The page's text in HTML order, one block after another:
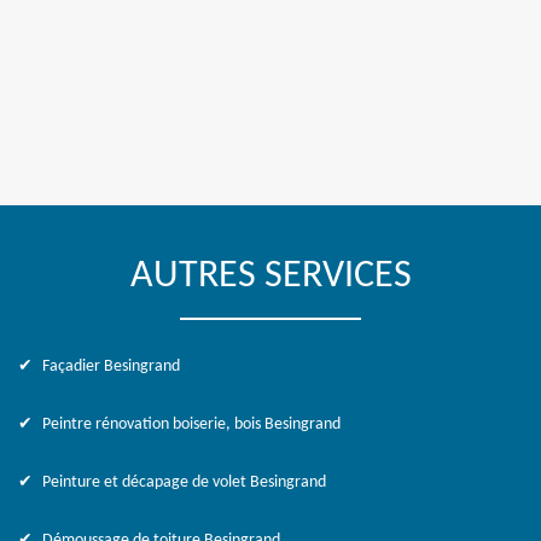
AUTRES SERVICES
Façadier Besingrand
Peintre rénovation boiserie, bois Besingrand
Peinture et décapage de volet Besingrand